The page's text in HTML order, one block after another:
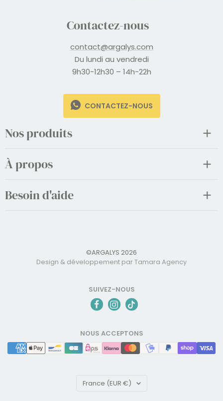
Contactez-nous
contact@argalys.com
Du lundi au vendredi
9h30-12h30 – 14h-22h
CONTACTEZ-NOUS
Nos produits
À propos
Besoin d'aide
©ARGALYS 2026
Design & développement par Tamara Agency
SUIVEZ-NOUS
NOUS ACCEPTONS
Pays/région
France (EUR €)